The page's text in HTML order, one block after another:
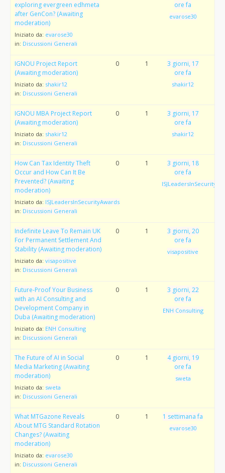
exploring evergreen edhmeta
after GenCon? (Awaiting
moderation)
Iniziato da: evarose30
in: Discussioni Generali
ore fa
evarose30
IGNOU Project Report
(Awaiting moderation)
Iniziato da: shakir12
in: Discussioni Generali
0 1
3 giorni, 17
ore fa
shakir12
IGNOU MBA Project Report
(Awaiting moderation)
Iniziato da: shakir12
in: Discussioni Generali
0 1
3 giorni, 17
ore fa
shakir12
How Can Tax Identity Theft
Occur and How Can It Be
Prevented? (Awaiting
moderation)
Iniziato da: ISJLeadersInSecurityAwards
in: Discussioni Generali
0 1
3 giorni, 18
ore fa
Indefinite Leave To Remain UK
For Permanent Settlement And
Stability (Awaiting moderation)
Iniziato da: visapositive
in: Discussioni Generali
0 1
3 giorni, 20
ore fa
visapositive
Future-Proof Your Business
with an AI Consulting and
Development Company in
Duba (Awaiting moderation)
Iniziato da: ENH Consulting
in: Discussioni Generali
0 1
3 giorni, 22
ore fa
ENH Consulting
The Future of AI in Social
Media Marketing (Awaiting
moderation)
Iniziato da: sweta
in: Discussioni Generali
0 1
4 giorni, 19
ore fa
sweta
What MTGazone Reveals
About MTG Standard Rotation
Changes? (Awaiting
moderation)
Iniziato da: evarose30
in: Discussioni Generali
0 1 1 settimana fa
evarose30